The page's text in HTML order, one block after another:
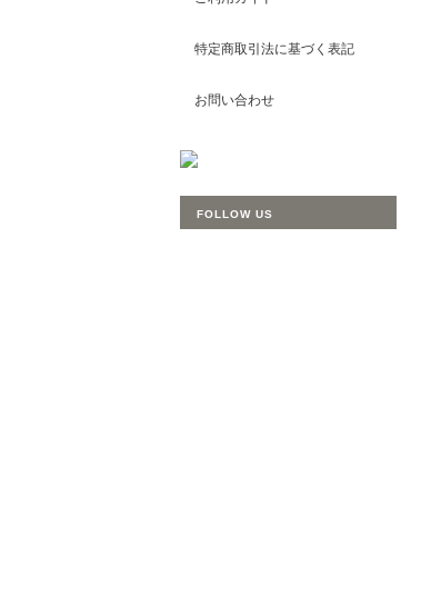
特定商取引法に基づく表記
お問い合わせ
FOLLOW US